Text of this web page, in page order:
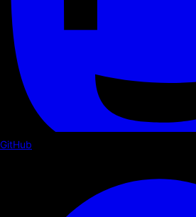
GitHub